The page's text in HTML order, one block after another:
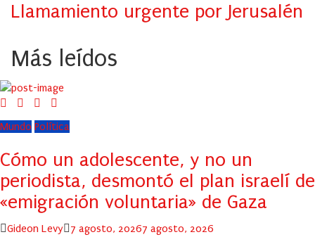
Llamamiento urgente por Jerusalén
Más leídos
Mundo Política
Cómo un adolescente, y no un
periodista, desmontó el plan israelí de
«emigración voluntaria» de Gaza
Author
Gideon Levy
Posted
7 agosto, 20267 agosto, 2026